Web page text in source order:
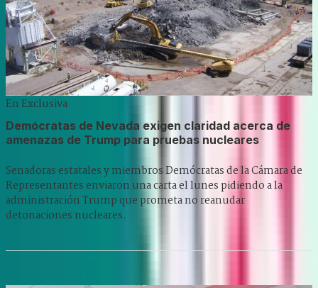
En Exclusiva
Demócratas de Nevada exigen claridad acerca de
amenazas de Trump para pruebas nucleares
Senadoras estatales y miembros Demócratas de la Cámara de
Representantes enviaron una carta el lunes pidiendo a la
administración Trump que prometa no reanudar
detonaciones nucleares.